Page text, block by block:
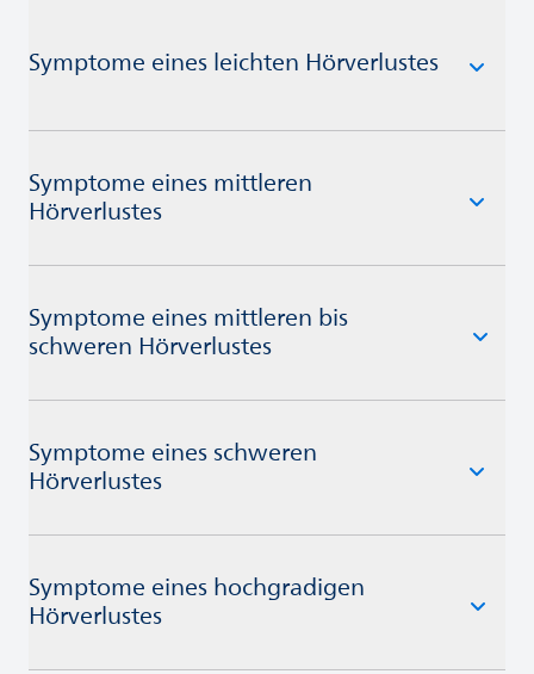
Symptome eines leichten Hörverlustes
Symptome eines mittleren
Hörverlustes
Symptome eines mittleren bis
schweren Hörverlustes
Symptome eines schweren
Hörverlustes
Symptome eines hochgradigen
Hörverlustes